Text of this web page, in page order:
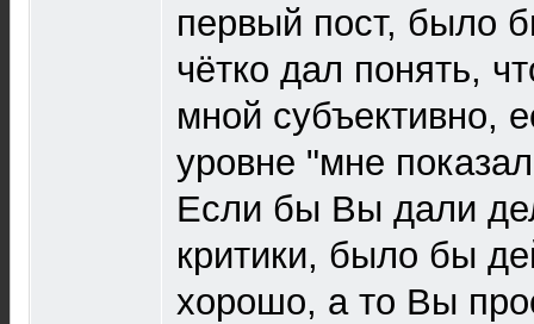
первый пост, было
чётко дал понять,
мной субъективно,
уровне "мне
Если бы Вы дали
критики, было бы
хорошо, а то Вы